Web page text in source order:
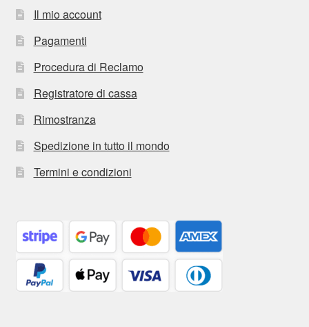
Il mio account
Pagamenti
Procedura di Reclamo
Registratore di cassa
Rimostranza
Spedizione in tutto il mondo
Termini e condizioni